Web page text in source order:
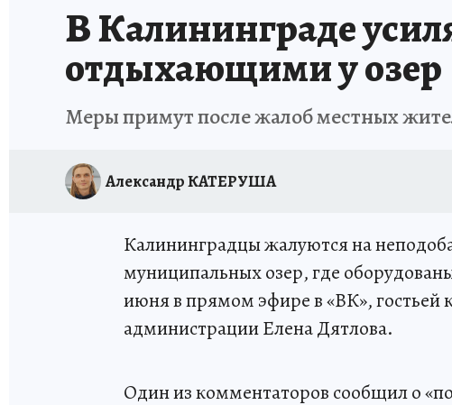
В Калининграде
отдыхающими у озер
Меры примут после жалоб местных
Александр КАТЕРУША
Калининградцы жалуются на
муниципальных озер, где
июня в прямом эфире в «ВК», гостьей
администрации Елена Дятлова.
Один из комментаторов сообщил о